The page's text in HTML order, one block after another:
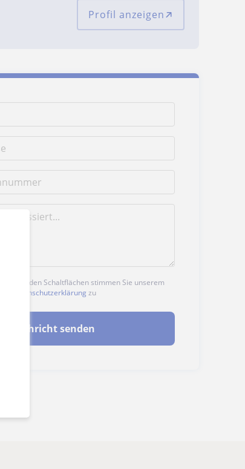
Profil anzeigen
der beiden Schaltflächen stimmen Sie unserem
Datenschutzerklärung zu
Nachricht senden